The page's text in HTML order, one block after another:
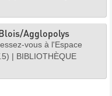
Agglopolys
vous à l'Espace
| BIBLIOTHÈQUE